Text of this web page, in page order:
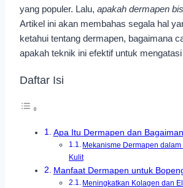
yang populer. Lalu, apakah dermapen
Artikel ini akan membahas segala hal
ketahui tentang dermapen, bagaimana
apakah teknik ini efektif untuk
Daftar Isi
Apa Itu Dermapen dan
Mekanisme Dermapen
Kulit
Manfaat Dermapen untuk
Meningkatkan Kolagen dan